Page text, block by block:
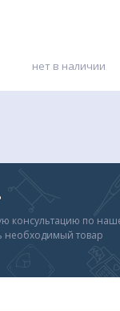
нет в наличии
консультацию по
товар